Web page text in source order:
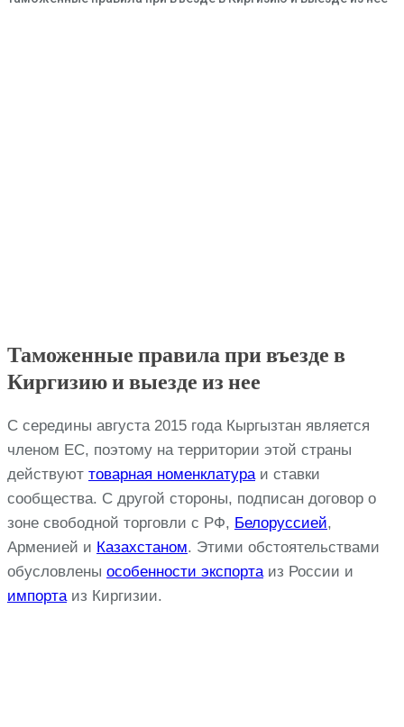
Таможенные правила при въезде в
Киргизию и выезде из нее
С середины августа 2015 года Кыргызтан является
членом ЕС, поэтому на территории этой страны
действуют товарная номенклатура и ставки
сообщества. С другой стороны, подписан договор о
зоне свободной торговли с РФ, Белоруссией,
Арменией и Казахстаном. Этими обстоятельствами
обусловлены особенности экспорта из России и
импорта из Киргизии.